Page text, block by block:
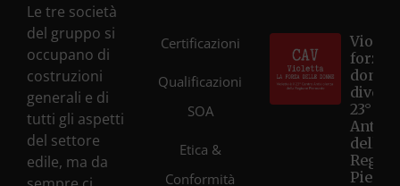
Le tre società
del gruppo si
occupano di
costruzioni
generali e di
tutti gli aspetti
del settore
edile, ma da
Certificazioni
Qualificazioni
SOA
Etica &
Conformità
forza
donne
23°
della